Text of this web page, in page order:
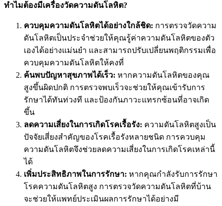
ทำไมต้องมีเครื่องวัดความดันโลหิต?
ควบคุมความดันโลหิตได้อย่างใกล้ชิด: การตรวจวัดความ
ดันโลหิตเป็นประจำช่วยให้คุณรู้ค่าความดันโลหิตของตัว
เองได้อย่างแม่นยำ และสามารถปรับเปลี่ยนพฤติกรรมเพื่อ
ควบคุมความดันโลหิตให้คงที่
ค้นพบปัญหาสุขภาพได้เร็ว: หากความดันโลหิตของคุณ
สูงขึ้นผิดปกติ การตรวจพบเร็วจะช่วยให้คุณเข้ารับการ
รักษาได้ทันท่วงที และป้องกันภาวะแทรกซ้อนที่อาจเกิด
ขึ้น
ลดความเสี่ยงในการเกิดโรคเรื้อรัง: ความดันโลหิตสูงเป็น
ปัจจัยเสี่ยงสำคัญของโรคเรื้อรังหลายชนิด การควบคุม
ความดันโลหิตจึงช่วยลดความเสี่ยงในการเกิดโรคเหล่านี้
ได้
เพิ่มประสิทธิภาพในการรักษา: หากคุณกำลังรับการรักษา
โรคความดันโลหิตสูง การตรวจวัดความดันโลหิตที่บ้าน
จะช่วยให้แพทย์ประเมินผลการรักษาได้อย่างมี